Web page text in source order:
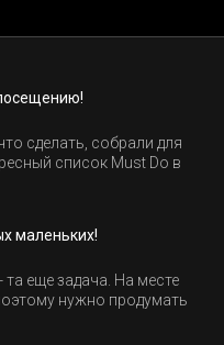
сделать, собрали для
список Must Do в
маленьких!
та еще задача. На месте
нужно продумать